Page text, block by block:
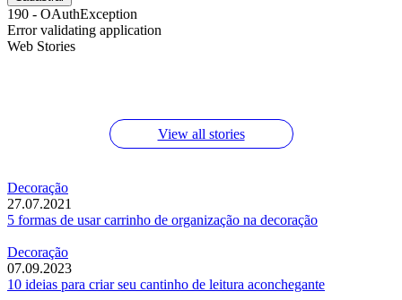
190 - OAuthException
Error validating application
Web Stories
View all stories
Decoração
27.07.2021
5 formas de usar carrinho de organização na decoração
Decoração
07.09.2023
10 ideias para criar seu cantinho de leitura aconchegante